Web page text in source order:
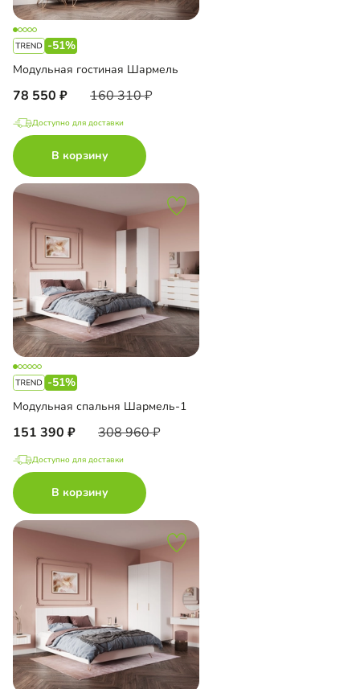
-51%
Модульная гостиная Шармель
78 550 160 310
Доступно для доставки
В корзину
-51%
Модульная спальня Шармель-1
151 390 308 960
Доступно для доставки
В корзину